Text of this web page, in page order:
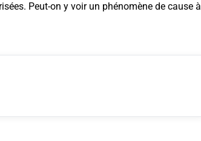
Peut-on y voir un phénomène de cause à